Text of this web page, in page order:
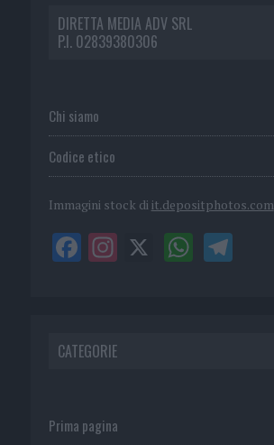
DIRETTA MEDIA ADV SRL
P.I. 02839380306
Chi siamo
Codice etico
Immagini stock di it.depositphotos.com
CATEGORIE
Prima pagina